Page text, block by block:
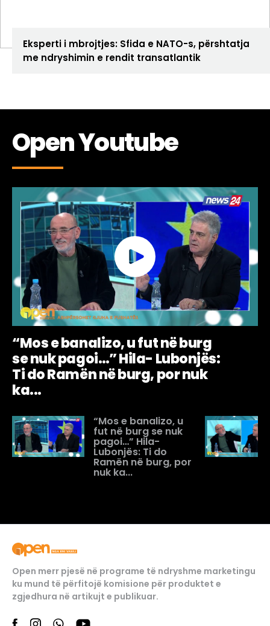
Eksperti i mbrojtjes: Sfida e NATO-s, përshtatja
me ndryshimin e rendit transatlantik
Open Youtube
“Mos e banalizo, u fut në burg
se nuk pagoi…” Hila- Lubonjës:
Ti do Ramën në burg, por nuk
ka...
“Mos e banalizo, u
fut në burg se nuk
pagoi…” Hila-
Lubonjës: Ti do
Ramën në burg, por
nuk ka...
Open merr pjesë në programe të ndryshme marketingu
ku mund të përfitojë komisione për produktet e
zgjedhura në artikujt e publikuar.